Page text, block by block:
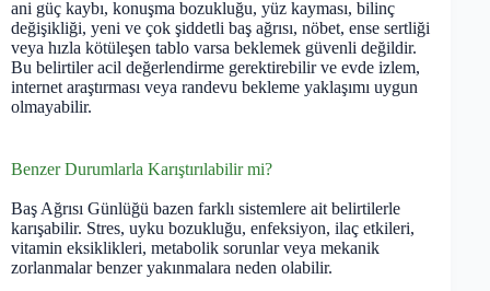
ani güç kaybı, konuşma bozukluğu, yüz kayması, bilinç
değişikliği, yeni ve çok şiddetli baş ağrısı, nöbet, ense sertliği
veya hızla kötüleşen tablo varsa beklemek güvenli değildir.
Bu belirtiler acil değerlendirme gerektirebilir ve evde izlem,
internet araştırması veya randevu bekleme yaklaşımı uygun
olmayabilir.
Benzer Durumlarla Karıştırılabilir mi?
Baş Ağrısı Günlüğü bazen farklı sistemlere ait belirtilerle
karışabilir. Stres, uyku bozukluğu, enfeksiyon, ilaç etkileri,
vitamin eksiklikleri, metabolik sorunlar veya mekanik
zorlanmalar benzer yakınmalara neden olabilir.